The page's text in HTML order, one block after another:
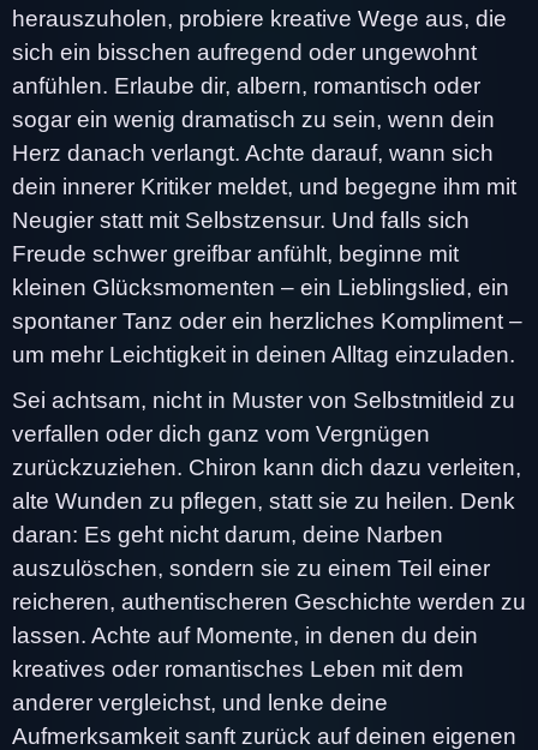
herauszuholen, probiere kreative Wege aus, die
sich ein bisschen aufregend oder ungewohnt
anfühlen. Erlaube dir, albern, romantisch oder
sogar ein wenig dramatisch zu sein, wenn dein
Herz danach verlangt. Achte darauf, wann sich
dein innerer Kritiker meldet, und begegne ihm mit
Neugier statt mit Selbstzensur. Und falls sich
Freude schwer greifbar anfühlt, beginne mit
kleinen Glücksmomenten – ein Lieblingslied, ein
spontaner Tanz oder ein herzliches Kompliment –
um mehr Leichtigkeit in deinen Alltag einzuladen.
Sei achtsam, nicht in Muster von Selbstmitleid zu
verfallen oder dich ganz vom Vergnügen
zurückzuziehen. Chiron kann dich dazu verleiten,
alte Wunden zu pflegen, statt sie zu heilen. Denk
daran: Es geht nicht darum, deine Narben
auszulöschen, sondern sie zu einem Teil einer
reicheren, authentischeren Geschichte werden zu
lassen. Achte auf Momente, in denen du dein
kreatives oder romantisches Leben mit dem
anderer vergleichst, und lenke deine
Aufmerksamkeit sanft zurück auf deinen eigenen